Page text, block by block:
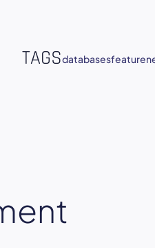
TAGSdatabasesfeature